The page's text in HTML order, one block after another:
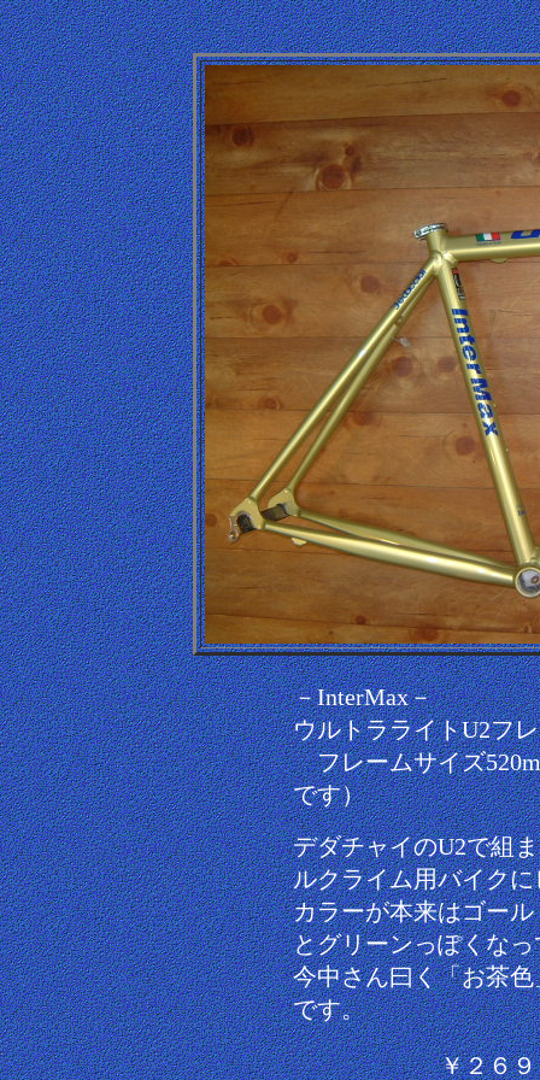
－InterMax－
ウルトラライトU2フ
フレームサイズ
です）
デダチャイのU2で組
ルクライム用バイク
カラーが本来はゴー
とグリーンっぽくな
今中さん曰く「お茶
です。
￥２６